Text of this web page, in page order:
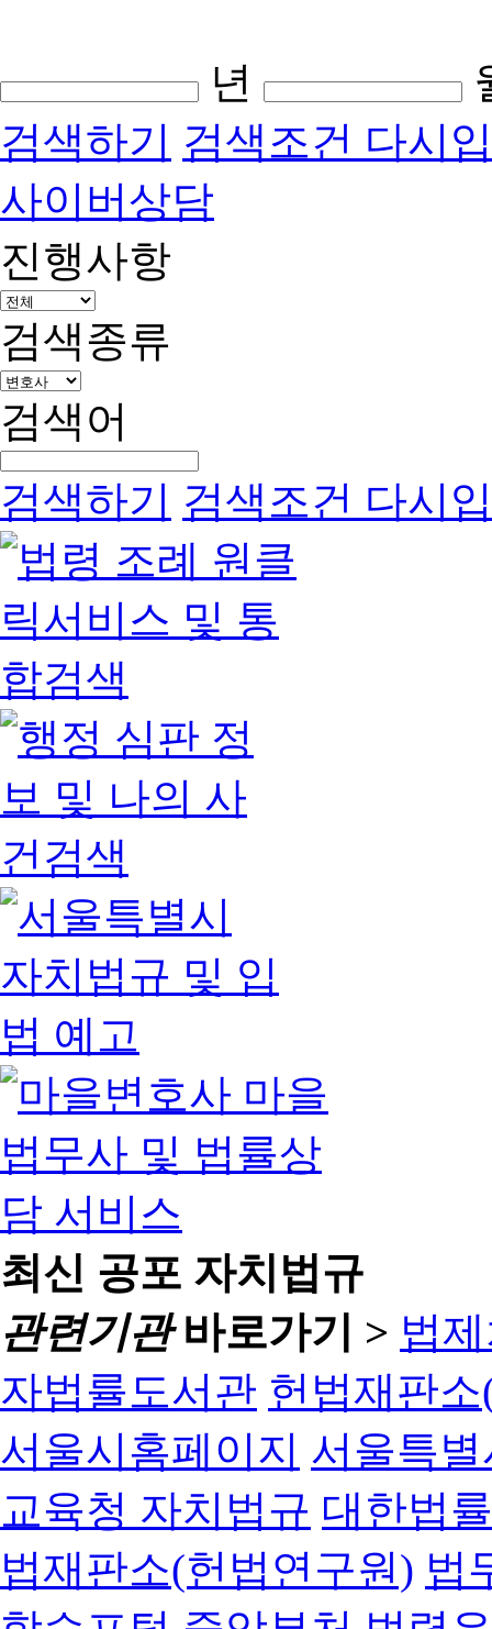
년
검색하기 검색조건 다시
사이버상담
진행사항
검색종류
검색어
검색하기 검색조건 다시
최신 공포 자치법규
관련기관바로가기 > 법
자법률도서관 헌법재판
서울시홈페이지 서울특
교육청 자치법규 대한법
법재판소(헌법연구원) 법